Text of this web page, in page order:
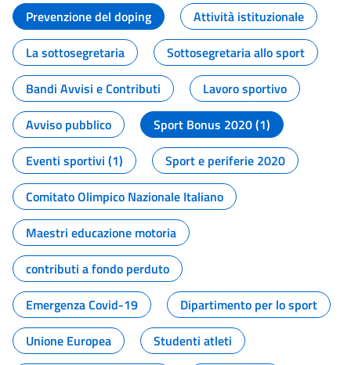
Prevenzione del doping
Attività istituzionale
La sottosegretaria
Sottosegretaria allo sport
Bandi Avvisi e Contributi
Lavoro sportivo
Avviso pubblico
Sport Bonus 2020 (1)
Eventi sportivi (1)
Sport e periferie 2020
Comitato Olimpico Nazionale Italiano
Maestri educazione motoria
contributi a fondo perduto
Emergenza Covid-19
Dipartimento per lo sport
Unione Europea
Studenti atleti